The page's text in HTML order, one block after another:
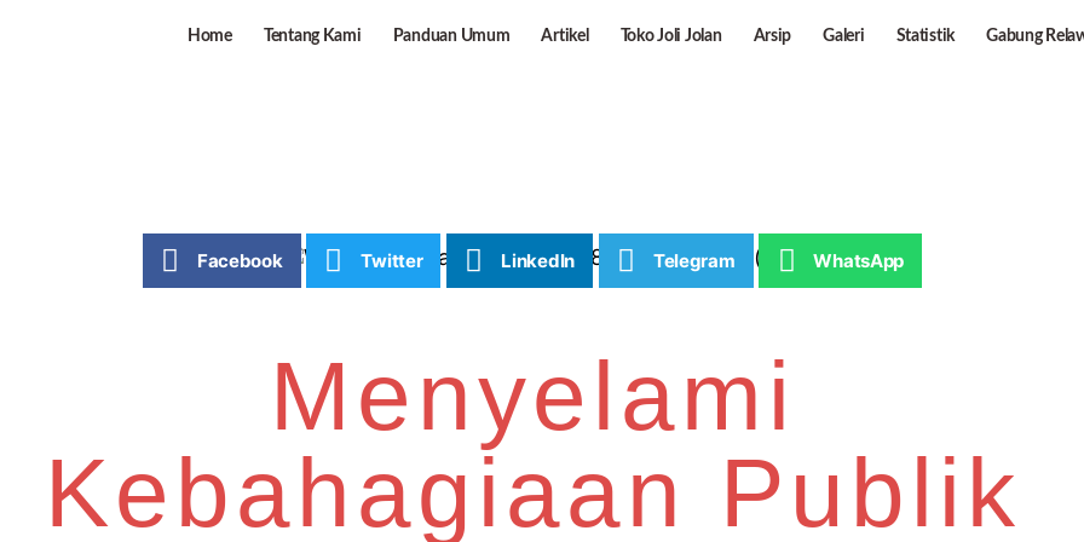
Home Tentang Kami Panduan Umum Artikel Toko Joli Jolan Arsip Galeri Statistik Gabung
Facebook Twitter LinkedIn Telegram WhatsApp
Menyelami
Kebahagiaan Publik